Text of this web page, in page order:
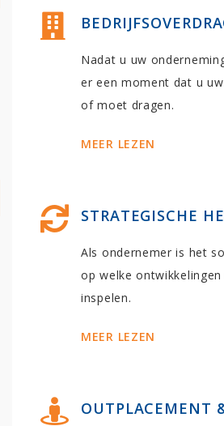
Nadat u uw
er een moment dat u
of moet dragen.
MEER LEZEN
STRATEGISCHE
Als ondernemer is het
op welke
inspelen.
MEER LEZEN
OUTPLACEMENT